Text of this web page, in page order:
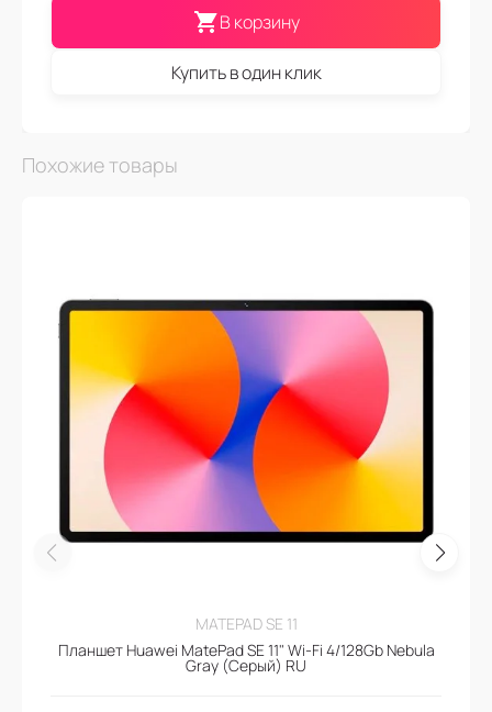
В корзину
Купить в один клик
Похожие товары
MATEPAD SE 11
Планшет Huawei MatePad SE 11" Wi-Fi 4/128Gb Nebula
Gray (Серый) RU